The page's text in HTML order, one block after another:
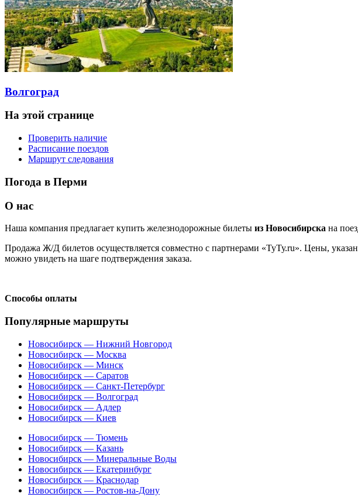
Волгоград
На этой странице
Проверить наличие
Расписание поездов
Маршрут следования
Погода в Перми
О нас
Наша компания предлагает купить железнодорожные билеты из Новосибирска на
Продажа Ж/Д билетов осуществляется совместно с партнерами «ТуТу.ru». Цены,
можно увидеть на шаге подтверждения заказа.
Способы оплаты
Популярные маршруты
Новосибирск — Нижний Новгород
Новосибирск — Москва
Новосибирск — Минск
Новосибирск — Саратов
Новосибирск — Санкт-Петербург
Новосибирск — Волгоград
Новосибирск — Адлер
Новосибирск — Киев
Новосибирск — Тюмень
Новосибирск — Казань
Новосибирск — Минеральные Воды
Новосибирск — Екатеринбург
Новосибирск — Краснодар
Новосибирск — Ростов-на-Дону